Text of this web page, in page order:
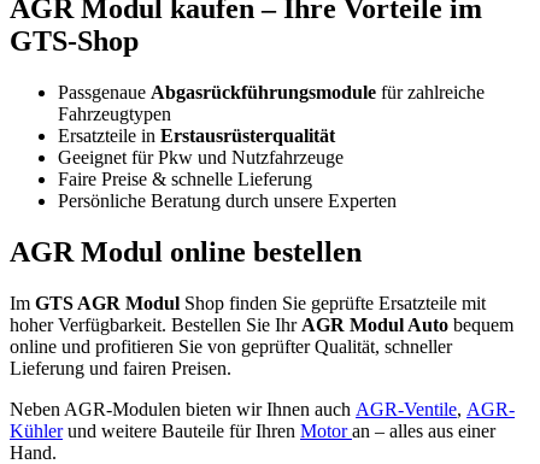
AGR Modul kaufen – Ihre Vorteile im
GTS-Shop
Passgenaue Abgasrückführungsmodule für zahlreiche
Fahrzeugtypen
Ersatzteile in Erstausrüsterqualität
Geeignet für Pkw und Nutzfahrzeuge
Faire Preise & schnelle Lieferung
Persönliche Beratung durch unsere Experten
AGR Modul online bestellen
Im GTS AGR Modul Shop finden Sie geprüfte Ersatzteile mit
hoher Verfügbarkeit. Bestellen Sie Ihr AGR Modul Auto bequem
online und profitieren Sie von geprüfter Qualität, schneller
Lieferung und fairen Preisen.
Neben AGR-Modulen bieten wir Ihnen auch AGR-Ventile, AGR-
Kühlerund weitere Bauteile für Ihren Motoran – alles aus einer
Hand.